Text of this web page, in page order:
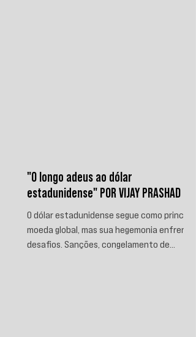
"O longo adeus ao dólar
estadunidense" POR VIJAY PRASHAD
O dólar estadunidense segue como principal
moeda global, mas sua hegemonia enfrenta
desafios. Sanções, congelamento de